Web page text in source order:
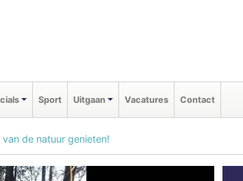
Sport Uitgaan Vacatures Contact
de natuur genieten!